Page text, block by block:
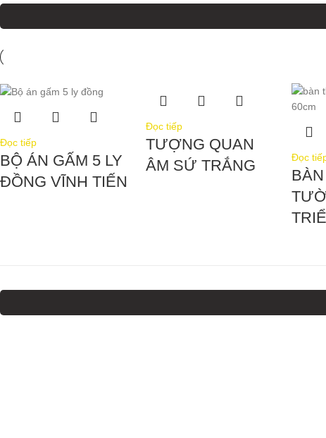
Đọc tiếp
BỘ ÁN GẤM 5 LY
ĐỒNG VĨNH TIẾN
Đọc tiếp
TƯỢNG QUAN
ÂM SỨ TRẮNG
Đọc